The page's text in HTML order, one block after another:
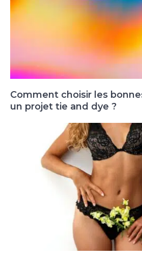
Comment choisir les
un projet tie and dye ?